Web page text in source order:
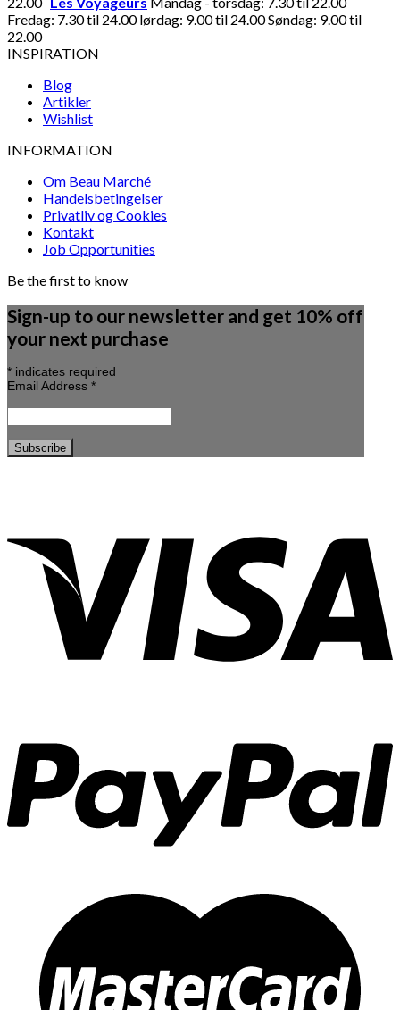
Fredag: 7.30 til 24.00 lørdag: 9.00 til 24.00 Søndag: 9.00 til
22.00
INSPIRATION
Blog
Artikler
Wishlist
INFORMATION
Om Beau Marché
Handelsbetingelser
Privatliv og Cookies
Kontakt
Job Opportunities
Be the first to know
Sign-up to our newsletter and get 10% off
your next purchase
* indicates required
Email Address *